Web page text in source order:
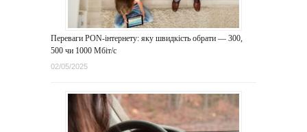
Переваги PON-інтернету: яку швидкість обрати — 300,
500 чи 1000 Мбіт/с
02/05/2025